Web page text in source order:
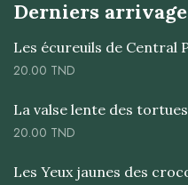
Derniers
Les écureuils de Central
20.00 TND
La valse lente des tortues
20.00 TND
Les Yeux jaunes des